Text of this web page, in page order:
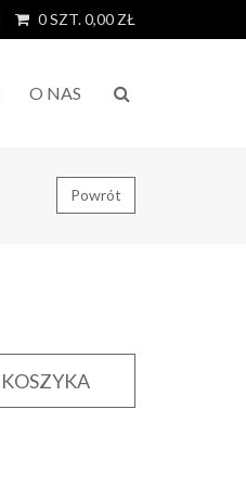
0SZT.0,00 ZŁ
O NAS
Powrót
DODAJ DO KOSZYKA